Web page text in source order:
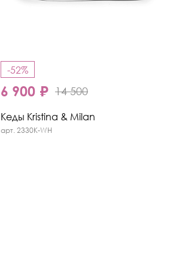
-52%
6 900 ₽ 14 500
Кеды Kristina & Milan
арт. 2330K-WH